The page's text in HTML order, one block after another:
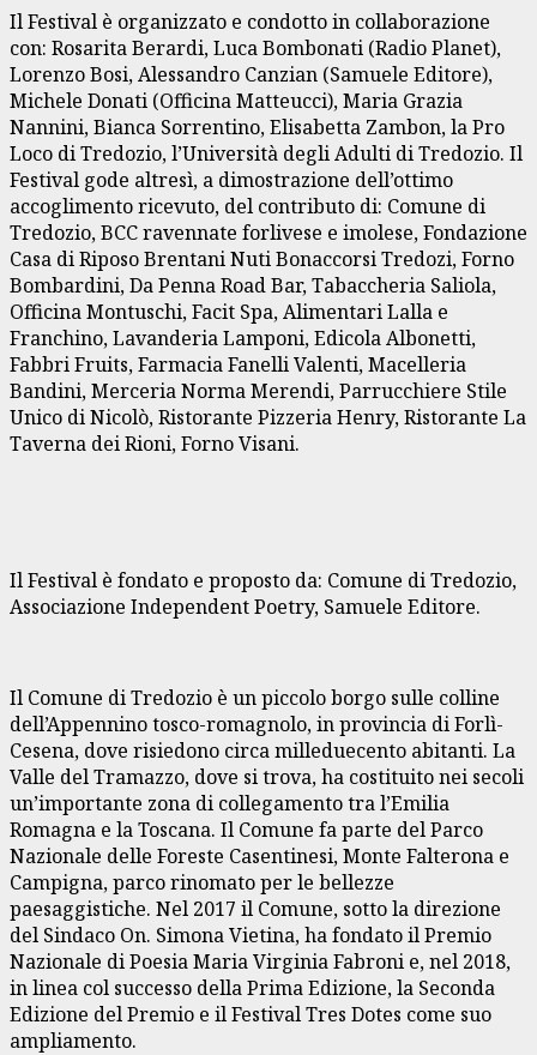
Il Festival è organizzato e condotto in collaborazione
con: Rosarita Berardi, Luca Bombonati (Radio Planet),
Lorenzo Bosi, Alessandro Canzian (Samuele Editore),
Michele Donati (Officina Matteucci), Maria Grazia
Nannini, Bianca Sorrentino, Elisabetta Zambon, la Pro
Loco di Tredozio, l’Università degli Adulti di Tredozio. Il
Festival gode altresì, a dimostrazione dell’ottimo
accoglimento ricevuto, del contributo di: Comune di
Tredozio, BCC ravennate forlivese e imolese, Fondazione
Casa di Riposo Brentani Nuti Bonaccorsi Tredozi, Forno
Bombardini, Da Penna Road Bar, Tabaccheria Saliola,
Officina Montuschi, Facit Spa, Alimentari Lalla e
Franchino, Lavanderia Lamponi, Edicola Albonetti,
Fabbri Fruits, Farmacia Fanelli Valenti, Macelleria
Bandini, Merceria Norma Merendi, Parrucchiere Stile
Unico di Nicolò, Ristorante Pizzeria Henry, Ristorante La
Taverna dei Rioni, Forno Visani.
Il Festival è fondato e proposto da: Comune di Tredozio,
Associazione Independent Poetry, Samuele Editore.
Il Comune di Tredozio è un piccolo borgo sulle colline
dell’Appennino tosco-romagnolo, in provincia di Forlì-
Cesena, dove risiedono circa milleduecento abitanti. La
Valle del Tramazzo, dove si trova, ha costituito nei secoli
un’importante zona di collegamento tra l’Emilia
Romagna e la Toscana. Il Comune fa parte del Parco
Nazionale delle Foreste Casentinesi, Monte Falterona e
Campigna, parco rinomato per le bellezze
paesaggistiche. Nel 2017 il Comune, sotto la direzione
del Sindaco On. Simona Vietina, ha fondato il Premio
Nazionale di Poesia Maria Virginia Fabroni e, nel 2018,
in linea col successo della Prima Edizione, la Seconda
Edizione del Premio e il Festival Tres Dotes come suo
ampliamento.